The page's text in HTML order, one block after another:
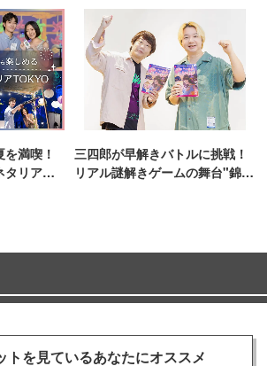
満喫！
タリア
三四郎が早解きバトルに挑戦！
リアル謎解きゲームの舞台"錦糸
トを見ているあなたにオススメ